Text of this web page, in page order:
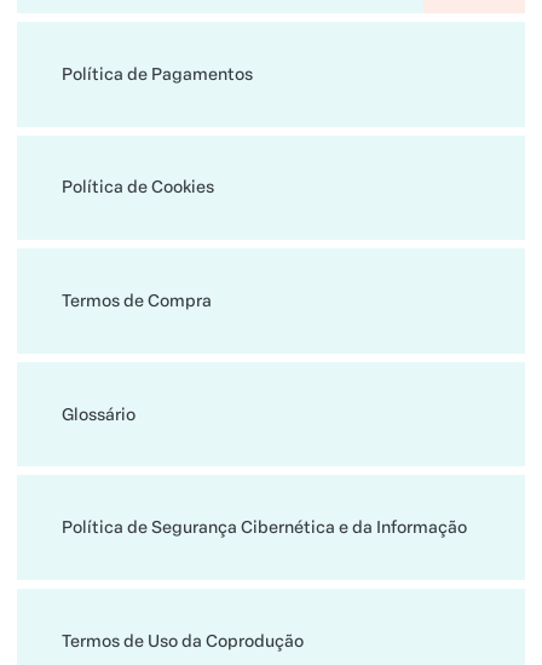
Política de Pagamentos
Política de Cookies
Termos de Compra
Glossário
Política de Segurança Cibernética e da Informação
Termos de Uso da Coprodução